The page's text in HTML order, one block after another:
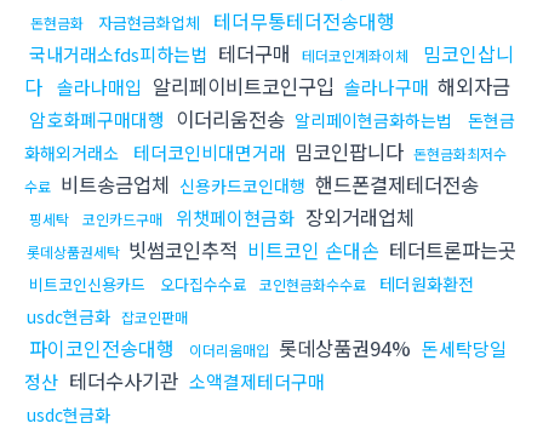
돈현금화 자금현금화업체 테더무통테더전송대행
국내거래소fds피하는법 테더구매 테더코인계좌이체
밈코인삽니
다 솔라나매입 알리페이비트코인구입 솔라나구매 해외자금
암호화폐구매대행 이더리움전송 알리페이현금화하는법
돈현금
화해외거래소
테더코인비대면거래 밈코인팝니다 돈현금화최저수
수료 비트송금업체 신용카드코인대행 핸드폰결제테더전송
핑세탁 코인카드구매 위챗페이현금화 장외거래업체
롯데상품권세탁 빗썸코인추적 비트코인 손대손 테더트론파는곳
비트코인신용카드 오다집수수료 코인현금화수수료
테더원화환전
usdc현금화 잡코인판매
파이코인전송대행 이더리움매입 롯데상품권94% 돈세탁당일
정산 테더수사기관 소액결제테더구매
usdc현금화